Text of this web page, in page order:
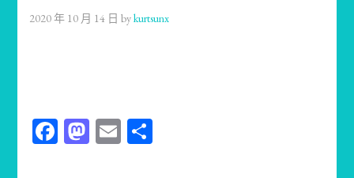
2020 年 10 月 14 日 bykurtsunx
Facebook
Mastodon
Email